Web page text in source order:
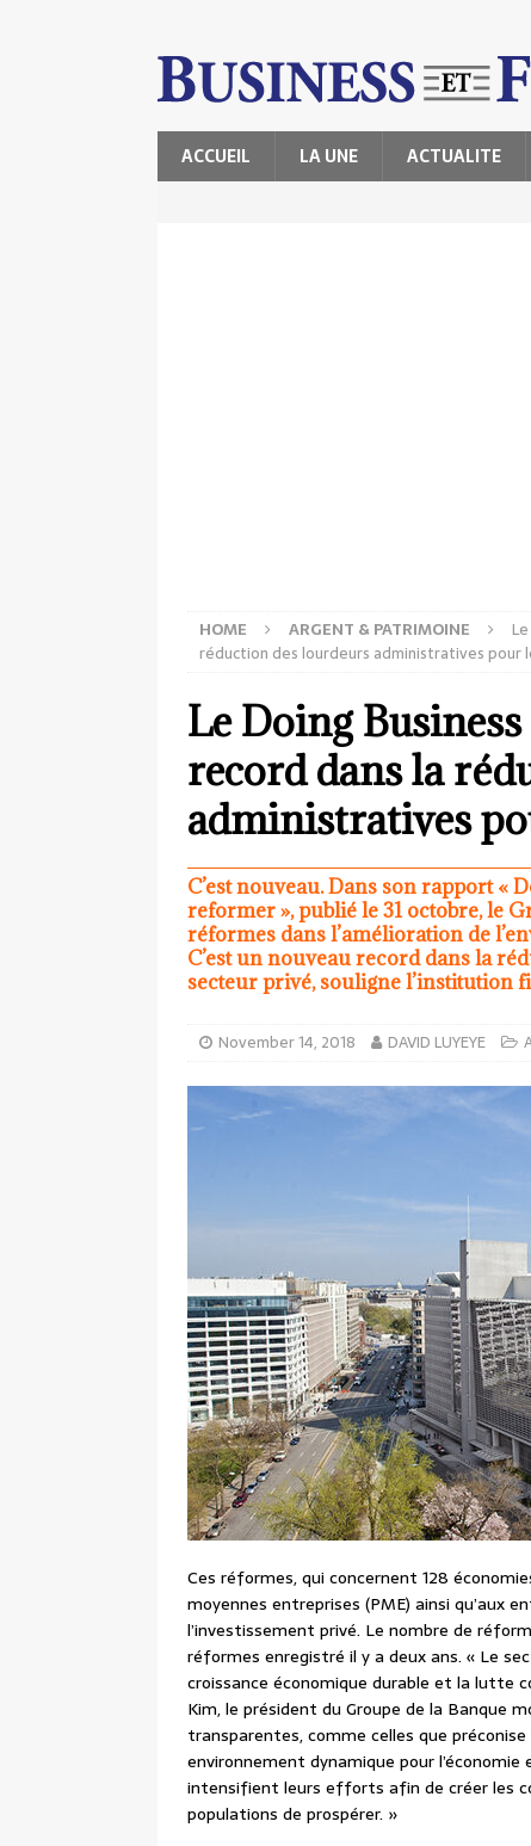
ACCUEIL LA UNE ACTUALITE
HOME ARGENT & PATRIMOINE
réduction des lourdeurs administratives pour
Le Doing
record dans la
administratives
C’est nouveau. Dans son rapport
reformer », publié le 31 octobre, le
réformes dans l’amélioration de
C’est un nouveau record dans la
secteur privé, souligne l’institution
November 14, 2018 DAVID LUYEYE
Ces réformes, qui concernent 128
moyennes entreprises (PME) ainsi qu’aux
l’investissement privé. Le nombre de
réformes enregistré il y a deux ans. « Le
croissance économique durable et la lutte
Kim, le président du Groupe de la Banque
transparentes, comme celles que
environnement dynamique pour
intensifient leurs efforts afin de créer les
populations de prospérer. »